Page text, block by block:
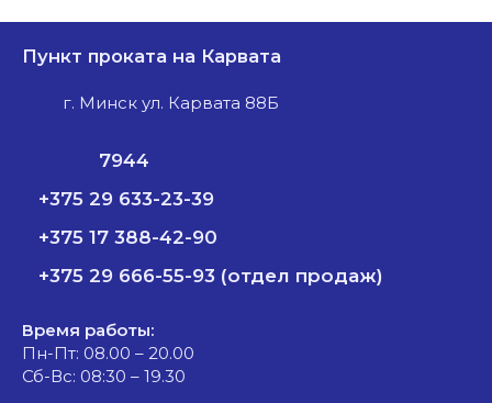
Пункт проката на Карвата
г. Минск ул. Карвата 88Б
7944
+375 29 633-23-39
+375 17 388-42-90
+375 29 666-55-93 (отдел продаж)
Время работы:
Пн-Пт: 08.00 – 20.00
Сб-Вс: 08:30 – 19.30